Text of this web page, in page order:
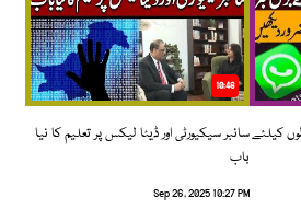
کیلئے
10:48
سائبر سیکیورٹی اور ڈیٹا لیکس پر تعلیم کا نیا
باب
Sep 26, 2025 10:27 PM